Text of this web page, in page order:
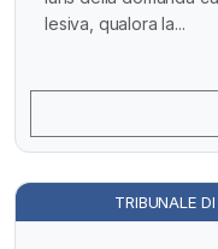
lesiva, qualora la...
TRIBUNALE